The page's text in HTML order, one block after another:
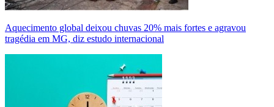
Aquecimento global deixou chuvas 20% mais fortes e agravou
tragédia em MG, diz estudo internacional